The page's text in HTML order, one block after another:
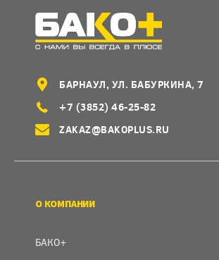
БАРНАУЛ, УЛ. БАБУРКИНА, 7
+7 (3852) 46-25-82
ZAKAZ@BAKOPLUS.RU
О КОМПАНИИ
БАКО+